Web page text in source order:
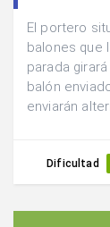
El portero
balones que
parada
balón
enviarán
Dificultad